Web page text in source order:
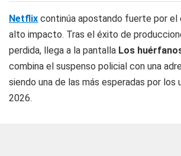
Netflix continúa apostando fuerte por el
alto impacto. Tras el éxito de
perdida, llega a la pantalla Los
combina el suspenso policial con una
siendo una de las más esperadas por los
2026.